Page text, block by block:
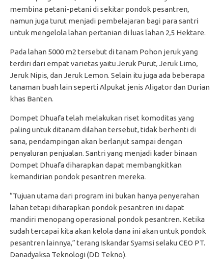
membina petani-petani di sekitar pondok pesantren,
namun juga turut menjadi pembelajaran bagi para santri
untuk mengelola lahan pertanian di luas lahan 2,5 Hektare.
Pada lahan 5000 m2 tersebut di tanam Pohon jeruk yang
terdiri dari empat varietas yaitu Jeruk Purut, Jeruk Limo,
Jeruk Nipis, dan Jeruk Lemon. Selain itu juga ada beberapa
tanaman buah lain seperti Alpukat jenis Aligator dan Durian
khas Banten.
Dompet Dhuafa telah melakukan riset komoditas yang
paling untuk ditanam dilahan tersebut, tidak berhenti di
sana, pendampingan akan berlanjut sampai dengan
penyaluran penjualan. Santri yang menjadi kader binaan
Dompet Dhuafa diharapkan dapat membangkitkan
kemandirian pondok pesantren mereka.
“Tujuan utama dari program ini bukan hanya penyerahan
lahan tetapi diharapkan pondok pesantren ini dapat
mandiri menopang operasional pondok pesantren. Ketika
sudah tercapai kita akan kelola dana ini akan untuk pondok
pesantren lainnya,” terang Iskandar Syamsi selaku CEO PT.
Danadyaksa Teknologi (DD Tekno).